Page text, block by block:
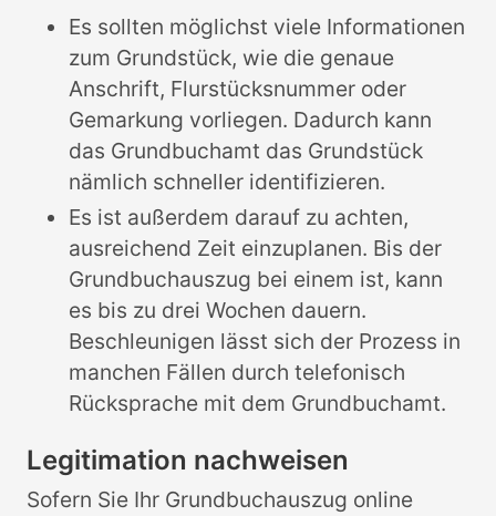
Es sollten möglichst viele Informationen
zum Grundstück, wie die genaue
Anschrift, Flurstücksnummer oder
Gemarkung vorliegen. Dadurch kann
das Grundbuchamt das Grundstück
nämlich schneller identifizieren.
Es ist außerdem darauf zu achten,
ausreichend Zeit einzuplanen. Bis der
Grundbuchauszug bei einem ist, kann
es bis zu drei Wochen dauern.
Beschleunigen lässt sich der Prozess in
manchen Fällen durch telefonisch
Rücksprache mit dem Grundbuchamt.
Legitimation nachweisen
Sofern Sie Ihr Grundbuchauszug online